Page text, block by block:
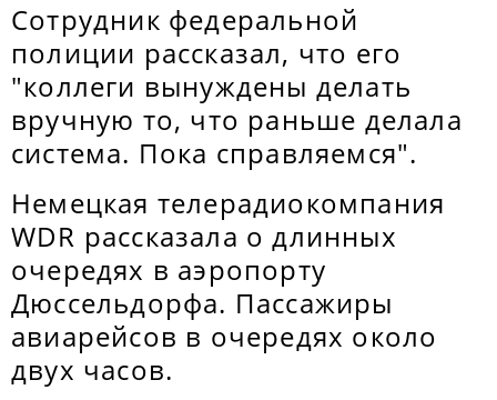
Сотрудник федеральной
полиции рассказал, что его
"коллеги вынуждены делать
вручную то, что раньше делала
система. Пока справляемся".
Немецкая телерадиокомпания
WDR рассказала о длинных
очередях в аэропорту
Дюссельдорфа. Пассажиры
авиарейсов в очередях около
двух часов.